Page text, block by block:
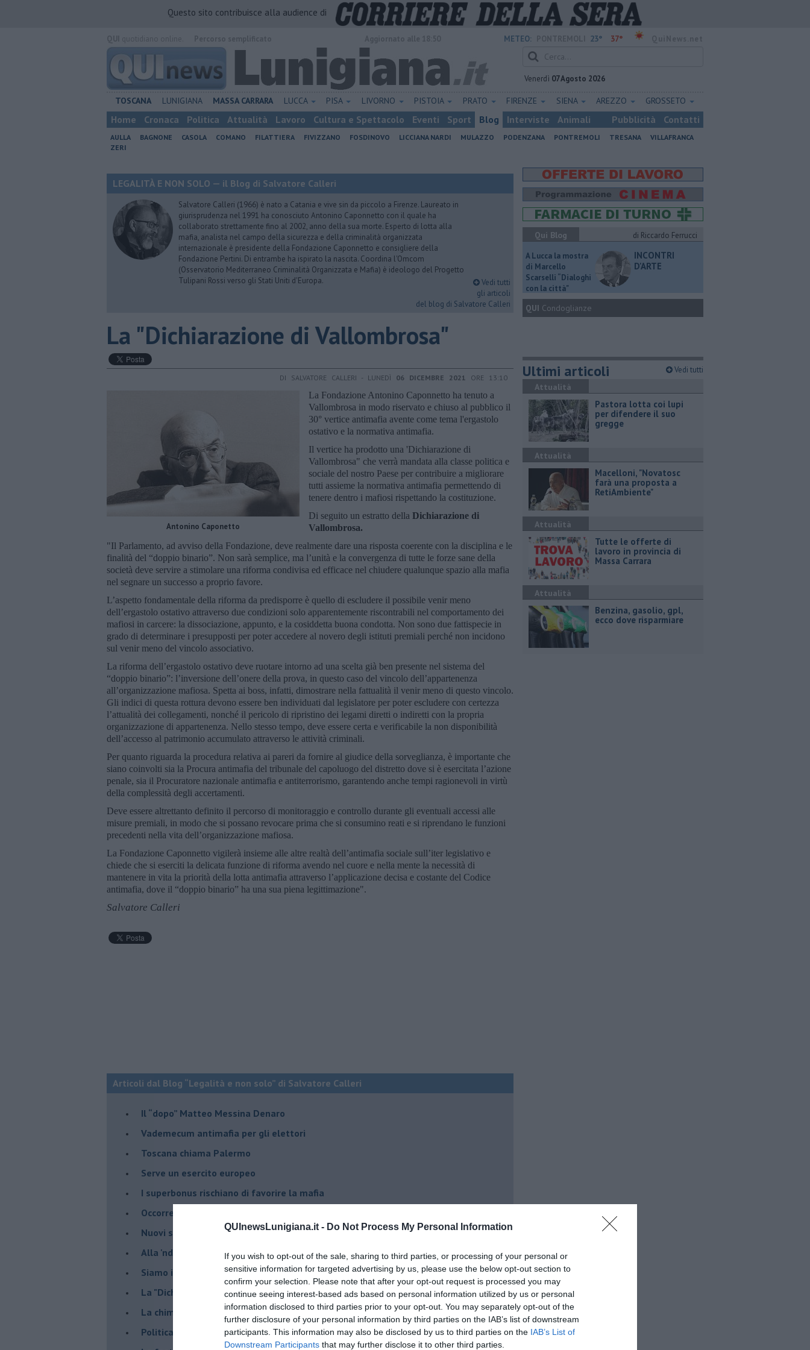
QUInewsLunigiana.it - Do Not Process My Personal Information
If you wish to opt-out of the sale, sharing to third parties, or processing of your personal or
sensitive information for targeted advertising by us, please use the below opt-out section to
confirm your selection. Please note that after your opt-out request is processed you may
continue seeing interest-based ads based on personal information utilized by us or personal
information disclosed to third parties prior to your opt-out. You may separately opt-out of the
further disclosure of your personal information by third parties on the IAB’s list of downstream
participants. This information may also be disclosed by us to third parties on the IAB’s List of
Downstream Participants that may further disclose it to other third parties.
Questo sito contribuisce alla audience di
METEO: 23° 37°
Venerdì 07 Agosto 2026
TOSCANA LUNIGIANA MASSA CARRARA LUCCA PISA LIVORNO PISTOIA PRATO FIRENZE SIENA AREZZO GROSSETO
Home Cronaca Politica Attualità Lavoro Cultura e Spettacolo Eventi Sport Blog Interviste Animali Pubblicità Contatti
AULLA BAGNONE CASOLA COMANO FILATTIERA FIVIZZANO FOSDINOVO LICCIANA NARDI MULAZZO PODENZANA PONTREMOLI TRESANA
VILLAFRANCA
ZERI
LEGALITÀ E NON SOLO — il Blog di Salvatore Calleri
Salvatore Calleri (1966) è nato a Catania e vive sin da piccolo a Firenze. Laureato in
giurisprudenza nel 1991 ha conosciuto Antonino Caponnetto con il quale ha
collaborato strettamente fino al 2002, anno della sua morte. Esperto di lotta alla
mafia, analista nel campo della sicurezza e della criminalità organizzata
internazionale è presidente della Fondazione Caponnetto e consigliere della
Fondazione Pertini. Di entrambe ha ispirato la nascita. Coordina l'Omcom
(Osservatorio Mediterraneo Criminalità Organizzata e Mafia) è ideologo del Progetto
Tulipani Rossi verso gli Stati Uniti d'Europa.
Vedi tutti
gli articoli
del blog di Salvatore Calleri
La "Dichiarazione di Vallombrosa"
DI SALVATORE CALLERI - LUNEDÌ 06 DICEMBRE 2021 ORE 13:10
Antonino Caponetto
La Fondazione Antonino Caponnetto ha tenuto a
Vallombrosa in modo riservato e chiuso al pubblico il
30° vertice antimafia avente come tema l'ergastolo
ostativo e la normativa antimafia.
Il vertice ha prodotto una 'Dichiarazione di
Vallombrosa" che verrà mandata alla classe politica e
sociale del nostro Paese per contribuire a migliorare
tutti assieme la normativa antimafia permettendo di
tenere dentro i mafiosi rispettando la costituzione.
Di seguito un estratto della Dichiarazione di
Vallombrosa.
"Il Parlamento, ad avviso della Fondazione, deve realmente dare una risposta coerente con la disciplina e le
finalità del “doppio binario”. Non sarà semplice, ma l’unità e la convergenza di tutte le forze sane della
società deve servire a stimolare una riforma condivisa ed efficace nel chiudere qualunque spazio alla mafia
nel segnare un successo a proprio favore.
L’aspetto fondamentale della riforma da predisporre è quello di escludere il possibile venir meno
dell’ergastolo ostativo attraverso due condizioni solo apparentemente riscontrabili nel comportamento dei
mafiosi in carcere: la dissociazione, appunto, e la cosiddetta buona condotta. Non sono due fattispecie in
grado di determinare i presupposti per poter accedere al novero degli istituti premiali perché non incidono
sul venir meno del vincolo associativo.
La riforma dell’ergastolo ostativo deve ruotare intorno ad una scelta già ben presente nel sistema del
“doppio binario”: l’inversione dell’onere della prova, in questo caso del vincolo dell’appartenenza
all’organizzazione mafiosa. Spetta ai boss, infatti, dimostrare nella fattualità il venir meno di questo vincolo.
Gli indici di questa rottura devono essere ben individuati dal legislatore per poter escludere con certezza
l’attualità dei collegamenti, nonché il pericolo di ripristino dei legami diretti o indiretti con la propria
organizzazione di appartenenza. Nello stesso tempo, deve essere certa e verificabile la non disponibilità
dell’accesso al patrimonio accumulato attraverso le attività criminali.
Per quanto riguarda la procedura relativa ai pareri da fornire al giudice della sorveglianza, è importante che
siano coinvolti sia la Procura antimafia del tribunale del capoluogo del distretto dove si è esercitata l’azione
penale, sia il Procuratore nazionale antimafia e antiterrorismo, garantendo anche tempi ragionevoli in virtù
della complessità degli accertamenti.
Deve essere altrettanto definito il percorso di monitoraggio e controllo durante gli eventuali accessi alle
misure premiali, in modo che si possano revocare prima che si consumino reati e si riprendano le funzioni
precedenti nella vita dell’organizzazione mafiosa.
La Fondazione Caponnetto vigilerà insieme alle altre realtà dell’antimafia sociale sull’iter legislativo e
chiede che si eserciti la delicata funzione di riforma avendo nel cuore e nella mente la necessità di
mantenere in vita la priorità della lotta antimafia attraverso l’applicazione decisa e costante del Codice
antimafia, dove il “doppio binario” ha una sua piena legittimazione".
Salvatore Calleri
Articoli dal Blog “Legalità e non solo” di Salvatore Calleri
Il “dopo” Matteo Messina Denaro
Vademecum antimafia per gli elettori
Toscana chiama Palermo
Serve un esercito europeo
I superbonus rischiano di favorire la mafia
Occorre potenziare il controllo del territorio
​Nuovi scenari narcos a Firenze?
Alla 'ndrangheta piace la Toscana
Siamo in una situazione di Red Alert
La "Dichiarazione di Vallombrosa"
La chimera dell'esercito europeo
Politicamente scorrevole
Qui Blog
di Riccardo Ferrucci
A Lucca la mostra
di Marcello
Scarselli “Dialoghi
con la città"
INCONTRI
D'ARTE
QUI Condoglianze
Ultimi articoli Vedi tutti
Attualità
Pastora lotta coi lupi
per difendere il suo
gregge
Attualità
Macelloni, "Novatosc
farà una proposta a
RetiAmbiente"
Attualità
​Tutte le offerte di
lavoro in provincia di
Massa Carrara
Attualità
​Benzina, gasolio, gpl,
ecco dove risparmiare